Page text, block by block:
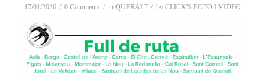
17/01/2026 / 0 Comments / in QUERALT / by CLICK'S FOTO I VIDEO